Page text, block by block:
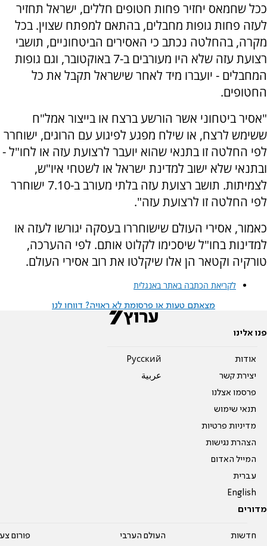
ככל שחמאס יחזיר פחות חטופים חללים, ישראל תחזיר
לעזה פחות גופות מחבלים, בהתאם למפתח שצוין. בכל
מקרה, בהחלטה נכתב כי האסירים הביטחוניים, תושבי
רצועת עזה שלא היו מעורבים ב-7 באוקטובר, וגם גופות
המחבלים - יועברו מיד לאחר שישראל תקבל את כל
החטופים.
"אסיר ביטחוני אשר הורשע ברצח או בייצור אמל"ח
ששימש לרצח, או שילח מפגע לפיגוע עם הרוגים, ישוחרר
לפי החלטה זו בתנאי שהוא יועבר לרצועת עזה או לחו"ל -
ובתנאי שלא ישוב למדינת ישראל או לשטחי איו"ש,
לצמיתות. תושב רצועת עזה בלתי מעורב ב-7.10 ישוחרר
לפי החלטה זו לרצועת עזה".
כאמור, אסירי העולם שישוחררו בעסקה יגורשו לעזה או
למדינות בחו"ל שיסכימו לקלוט אותם. לפי ההערכה,
טורקיה וקטאר הן אלו שיקלטו את רוב אסירי העולם.
לקריאת הכתבה באתר באנגלית
מצאתם טעות או פרסומת לא ראויה? דווחו לנו
פנו אלינו
אודות
יצירת קשר
פרסמו אצלנו
תנאי שימוש
מדיניות פרטיות
הצהרת נגישות
המייל האדום
עברית
English
Pусский
عربية
מדורים
חדשות העולם הערבי פורום